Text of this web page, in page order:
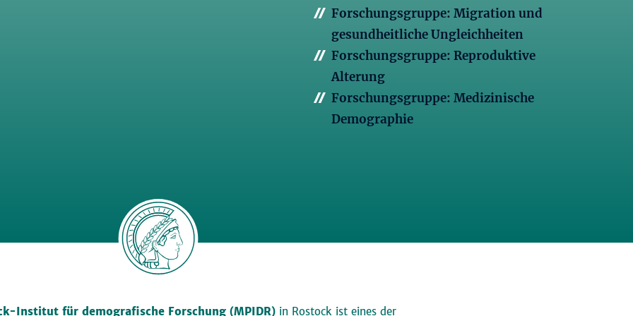
Forschungsgruppe: Migration und
gesundheitliche Ungleichheiten
Forschungsgruppe: Reproduktive
Alterung
Forschungsgruppe: Medizinische
Demographie
Institut für demografische Forschung (MPIDR)in Rostock ist eines der